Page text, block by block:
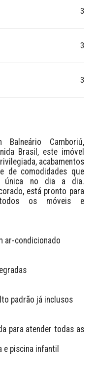
3
3
3
Camboriú,
Brasil, este imóvel
acabamentos
de comodidades que
única no dia a dia.
está pronto para
os móveis e
ar-condicionado
padrão já inclusos
para atender todas as
piscina infantil